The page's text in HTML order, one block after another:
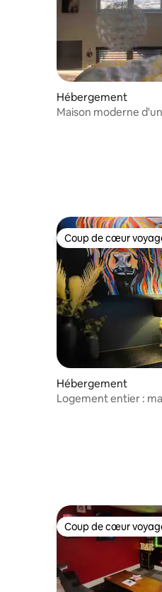
Hébergement
Maison moderne
Coup de cœur
Coup de cœur
Hébergement
Logement entier :
Coup de cœur
Coup de cœur